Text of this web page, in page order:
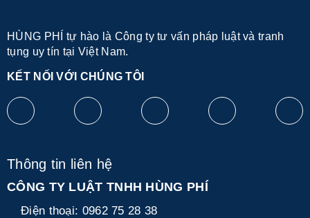
HÙNG PHÍ tự hào là Công ty tư vấn pháp luật và tranh
tụng uy tín tại Việt Nam.
KẾT NỐI VỚI CHÚNG TÔI
Thông tin liên hệ
CÔNG TY LUẬT TNHH HÙNG PHÍ
Điện thoại: 0962 75 28 38